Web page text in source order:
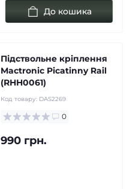
До кошика
Підствольне кріплення
Mactronic Picatinny Rail
(RHH0061)
Код товару: DAS2269
0
990 грн.